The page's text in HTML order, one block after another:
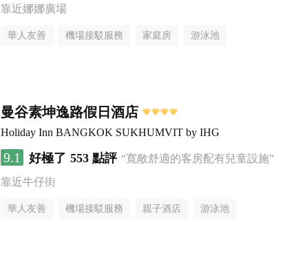
靠近娜娜廣場
華人友善 機場接駁服務 家庭房 游泳池
曼谷素坤逸路假日酒店
Holiday Inn BANGKOK SUKHUMVIT by IHG
9.1 好極了 553 點評 “寬敞舒適的客房配有兒童設施”
靠近牛仔街
華人友善 機場接駁服務 親子酒店 游泳池